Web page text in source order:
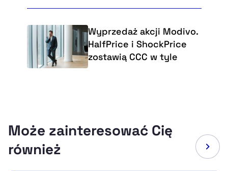
Wyprzedaż akcji Modivo.
HalfPrice i ShockPrice
zostawią CCC w tyle
Może zainteresować Cię
również